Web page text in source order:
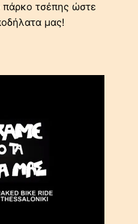
πάρκο τσέπης ώστε
μας!